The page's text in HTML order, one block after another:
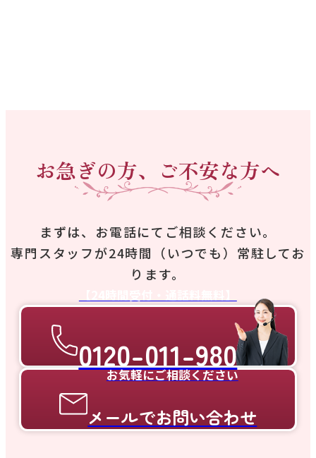
お急ぎの方、ご不安な方へ
まずは、お電話にてご相談ください。
専門スタッフが24時間（いつでも）常駐してお
ります。
0120-011-980
お気軽にご相談ください
メールでお問い合わせ